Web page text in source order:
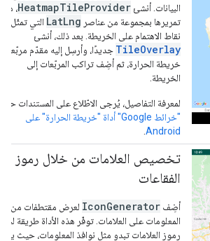
البيانات. أنشئHeatmapTileProvider، مع
تمريرها بمجموعة من عناصرLatLngالتي تمثّل
نقاط الاهتمام على الخريطة. بعد ذلك، أنشئ
TileOverlayجديدًا، وأرسِل إليه مقدّم مربّعات
خريطة الحرارة، ثم أضِف تراكب المربّعات إلى
الخريطة.
لمعرفة التفاصيل، يُرجى الاطّلاع على المستندات حول
"خرائط Google" أداة "خريطة الحرارة" على
Android
.
تخصيص العلامات من خلال رموز
الفقاعات
أضِفIconGeneratorلعرض مقتطفات من
المعلومات على العلامات. توفّر هذه الأداة طريقة لجعل
رموز العلامات تبدو مثل نوافذ المعلومات، حيث يمكن